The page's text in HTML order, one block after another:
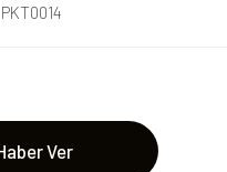
PKT0014
Ver